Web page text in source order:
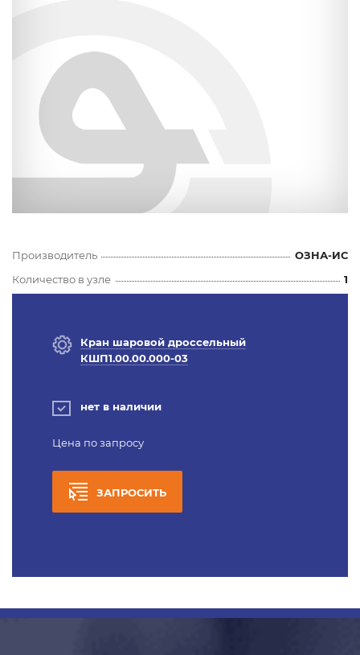
Производитель
ОЗНА-ИС
Количество в узле
1
Кран шаровой дроссельный
КШП1.00.00.000-03
нет в наличии
Цена по запросу
ЗАПРОСИТЬ